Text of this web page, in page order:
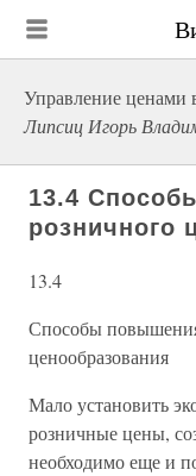
Управление ценами
Липсиц Игорь
13.4
розничного
13.4
Способы
ценообразования
Мало установить
розничные цены,
необходимо еще и